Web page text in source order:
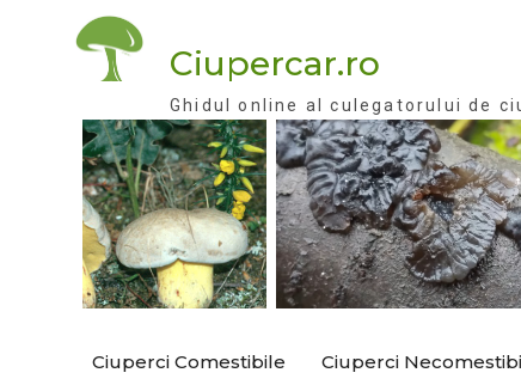
Ciupercar.ro
Ghidul online al culegatorului de
Ciuperci Comestibile Ciuperci